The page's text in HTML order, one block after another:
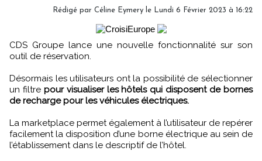
Rédigé par Céline Eymery le Lundi 6 Février 2023 à 16:22
CDS Groupe lance une nouvelle fonctionnalité sur son
outil de réservation.
Désormais les utilisateurs ont la possibilité de sélectionner
un filtre pour visualiser les hôtels qui disposent de bornes
de recharge pour les véhicules électriques.
La marketplace permet également à l’utilisateur de repérer
facilement la disposition d’une borne électrique au sein de
l’établissement dans le descriptif de l’hôtel.